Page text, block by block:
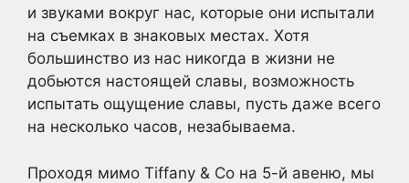
и звуками вокруг нас, которые они испытали
на съемках в знаковых местах. Хотя
большинство из нас никогда в жизни не
добьются настоящей славы, возможность
испытать ощущение славы, пусть даже всего
на несколько часов, незабываема.
Проходя мимо Tiffany & Co на 5-й авеню, мы